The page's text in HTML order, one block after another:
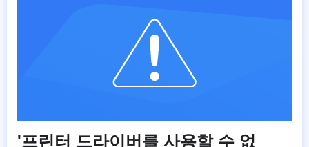
'프린터 드라이버를 사용할 수 없